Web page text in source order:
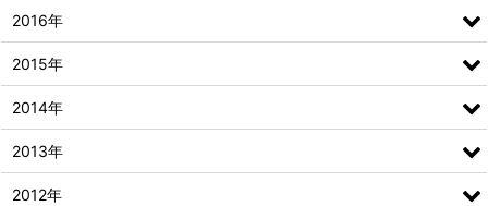
2016年
2015年
2014年
2013年
2012年